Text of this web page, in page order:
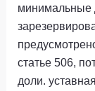
минимальные
статье 506,
доли.